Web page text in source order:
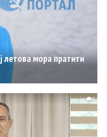
летова мора пратити
0